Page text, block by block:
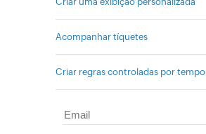
Acompanhar tíquetes
Criar regras controladas por tempo